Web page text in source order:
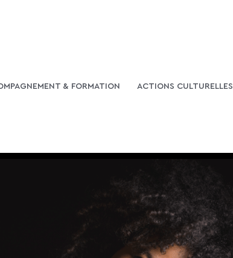
& FORMATION ACTIONS CULTURELLES